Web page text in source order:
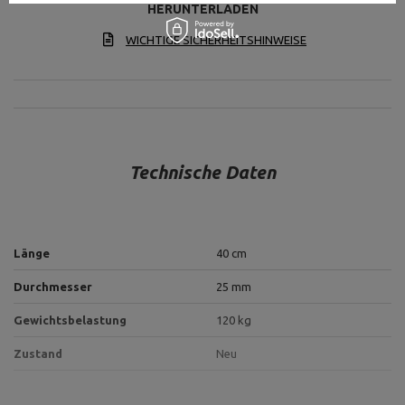
HERUNTERLADEN
WICHTIGE SICHERHEITSHINWEISE
Technische Daten
Länge 40 cm
Durchmesser 25 mm
Gewichtsbelastung 120 kg
Zustand Neu